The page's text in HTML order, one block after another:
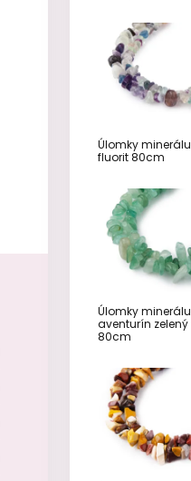
Úlomky minerálu
fluorit 80cm
Úlomky minerálu
aventurín zelený
80cm